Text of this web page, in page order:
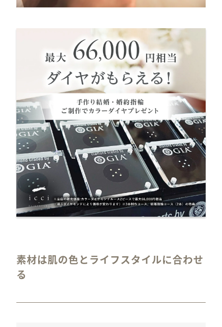
素材は肌の色とライフスタイルに合わせ
る